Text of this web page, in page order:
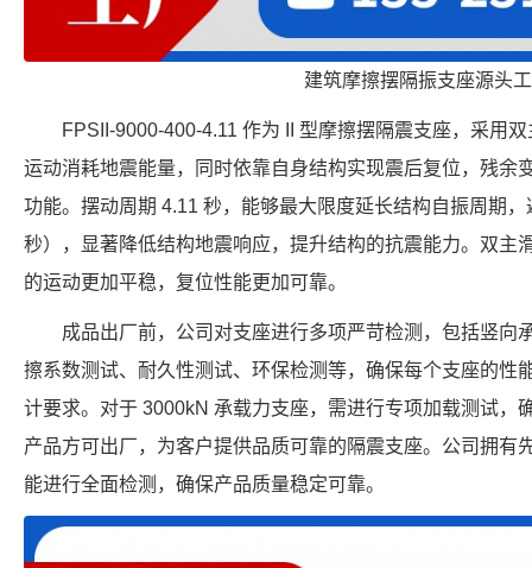
建筑摩擦摆隔振支座源头
FPSII-9000-400-4.11 作为 II 型摩擦摆隔震支座，采用
运动消耗地震能量，同时依靠自身结构实现震后复位，残余
功能。摆动周期 4.11 秒，能够最大限度延长结构自振周期
秒），显著降低结构地震响应，提升结构的抗震能力。双主
的运动更加平稳，复位性能更加可靠。
成品出厂前，公司对支座进行多项严苛检测，包括竖向
擦系数测试、耐久性测试、环保检测等，确保每个支座的性
计要求。对于 3000kN 承载力支座，需进行专项加载测试，
产品方可出厂，为客户提供品质可靠的隔震支座。公司拥有
能进行全面检测，确保产品质量稳定可靠。